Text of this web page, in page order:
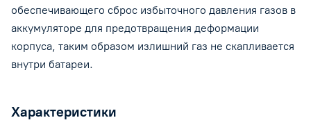
обеспечивающего сброс избыточного давления газов в
аккумуляторе для предотвращения деформации
корпуса, таким образом излишний газ не скапливается
внутри батареи.
Характеристики